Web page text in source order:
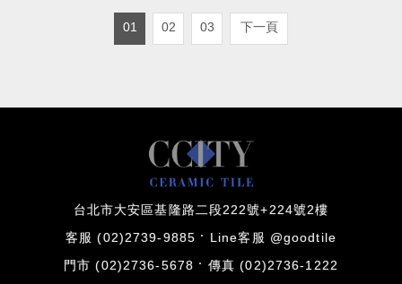
01 02 03 下一頁
台北市大安區基隆路二段222號+224號2樓
客服 (02)2739-9885 Line客服 @goodtile
門市 (02)2736-5678 傳真 (02)2736-1222